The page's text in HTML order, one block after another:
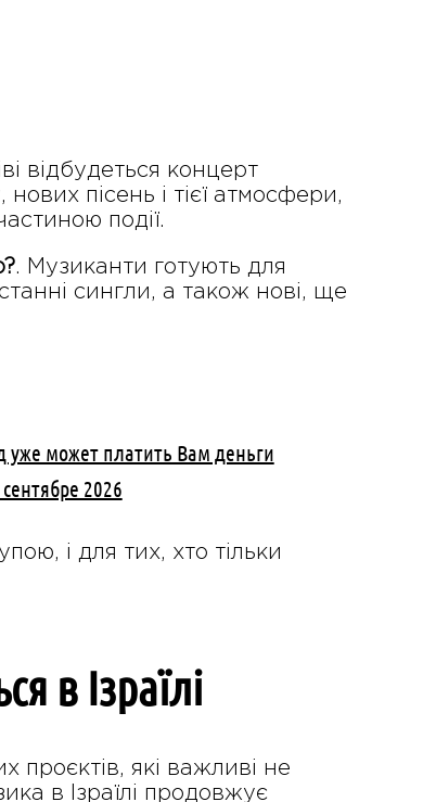
відбудеться концерт
пісень і тієї атмосфери,
події.
. Музиканти готують для
сингли, а також нові, ще
может платить Вам деньги
2026
і для тих, хто тільки
в Ізраїлі
проєктів, які важливі не
в Ізраїлі продовжує